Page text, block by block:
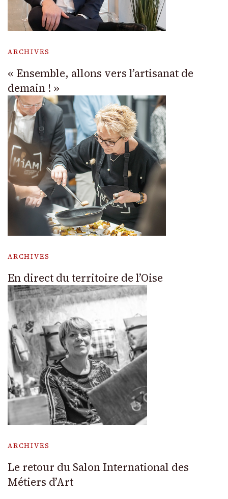
ARCHIVES
« Ensemble, allons vers l’artisanat de
demain ! »
ARCHIVES
En direct du territoire de l’Oise
ARCHIVES
Le retour du Salon International des
Métiers d’Art